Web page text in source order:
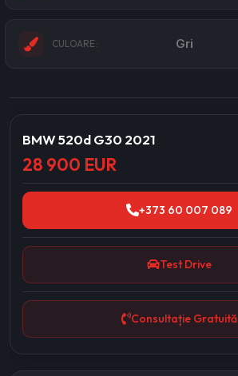
CULOARE: Gri
BMW 520d G30 2021
28 900 EUR
+373 60 007 089
Test Drive
Consultație Gratuită